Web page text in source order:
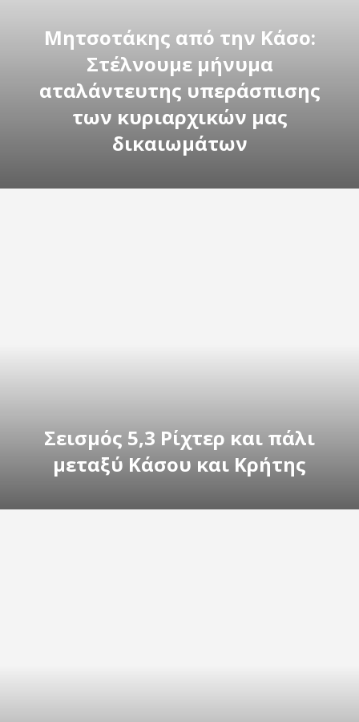
Μητσοτάκης από την Κάσο:
Στέλνουμε μήνυμα
αταλάντευτης υπεράσπισης
των κυριαρχικών μας
δικαιωμάτων
Σεισμός 5,3 Ρίχτερ και πάλι
μεταξύ Κάσου και Κρήτης